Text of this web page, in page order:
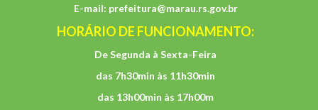
E-mail: prefeitura@marau.rs.gov.br
HORÁRIO DE FUNCIONAMENTO:
De Segunda à Sexta-Feira
das 7h30min às 11h30min
das 13h00min às 17h00m